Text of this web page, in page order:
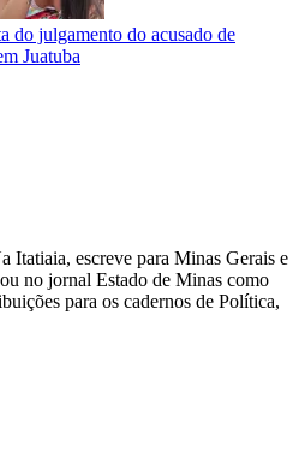
do julgamento do acusado de
Juatuba
Itatiaia, escreve para Minas Gerais e
no jornal Estado de Minas como
para os cadernos de Política,